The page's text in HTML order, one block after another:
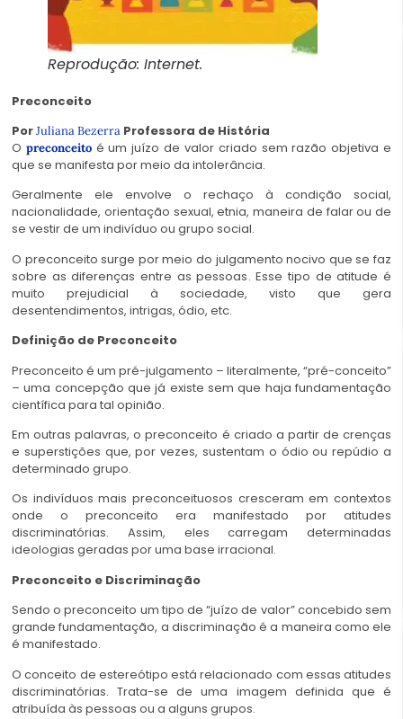
Reprodução: Internet.
Preconceito
PorJuliana Bezerra Professora de História
O preconceito é um juízo de valor criado sem razão objetiva e
que se manifesta por meio da intolerância.
Geralmente ele envolve o rechaço à condição social,
nacionalidade, orientação sexual, etnia, maneira de falar ou de
se vestir de um indivíduo ou grupo social.
O preconceito surge por meio do julgamento nocivo que se faz
sobre as diferenças entre as pessoas. Esse tipo de atitude é
muito prejudicial à sociedade, visto que gera
desentendimentos, intrigas, ódio, etc.
Definição de Preconceito
Preconceito é um pré-julgamento – literalmente, “pré-conceito”
– uma concepção que já existe sem que haja fundamentação
científica para tal opinião.
Em outras palavras, o preconceito é criado a partir de crenças
e superstições que, por vezes, sustentam o ódio ou repúdio a
determinado grupo.
Os indivíduos mais preconceituosos cresceram em contextos
onde o preconceito era manifestado por atitudes
discriminatórias. Assim, eles carregam determinadas
ideologias geradas por uma base irracional.
Preconceito e Discriminação
Sendo o preconceito um tipo de “juízo de valor” concebido sem
grande fundamentação, a discriminação é a maneira como ele
é manifestado.
O conceito de estereótipo está relacionado com essas atitudes
discriminatórias. Trata-se de uma imagem definida que é
atribuída às pessoas ou a alguns grupos.